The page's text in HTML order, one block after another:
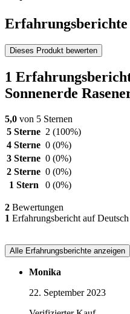
Dieses Produkt bewerten
1
Sonnenerde
5,0 von 5 Sternen
5 Sterne 2 (100%)
4 Sterne 0 (0%)
3 Sterne 0 (0%)
2 Sterne 0 (0%)
1 Stern
0 (0%)
2 Bewertungen
1 Erfahrungsbericht auf Deutsch
Alle Erfahrungsberichte anzeigen
Monika
22. September 2023